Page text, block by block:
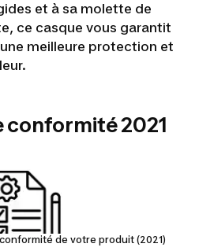
et à sa molette de
ce casque vous garantit
meilleure protection et
conformité 2021
de votre produit (2021)